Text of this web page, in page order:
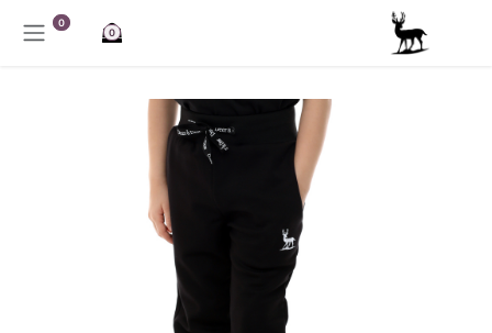
تخطي للذهاب إلى المحتوى
0
0